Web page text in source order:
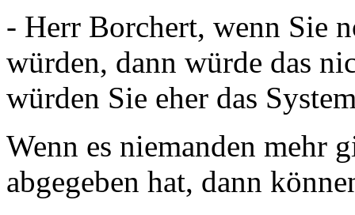
- Herr Borchert, wenn Sie
würden, dann würde das
würden Sie eher das
Wenn es niemanden mehr
abgegeben hat, dann